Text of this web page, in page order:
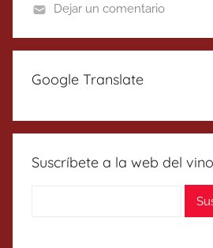
Dejar un comentario
Google Translate
Suscríbete a la web del